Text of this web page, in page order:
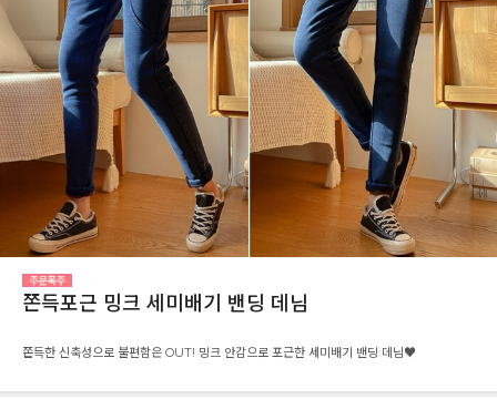
쫀득포근 밍크 세미배기 밴딩 데님
쫀득한 신축성으로 불편함은 OUT! 밍크 안감으로 포근한 세미배기 밴딩 데님♥